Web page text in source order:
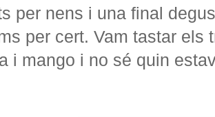
per nens i una final
per cert. Vam tastar
i mango i no sé quin